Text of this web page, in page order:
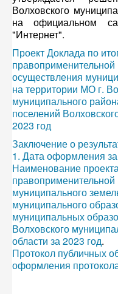
Волховского
на официальном
"Интернет".
Проект Доклада по
осуществления
на территории МО г.
муниципального
поселений
2023 год
Заключение о
1. Дата оформления
Наименование
муниципального
муниципального
муниципальных
Волховского
области за 2023 год.
Протокол публичных
оформления